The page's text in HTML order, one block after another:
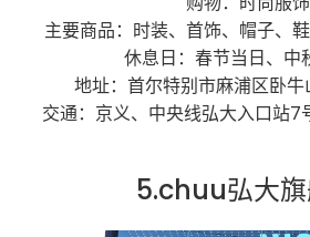
主要商品：时装、首饰、帽子、
休息日：春节当日、中
地址：首尔特别市麻浦区卧
交通：京义、中央线弘大入口站7
5.chuu弘大